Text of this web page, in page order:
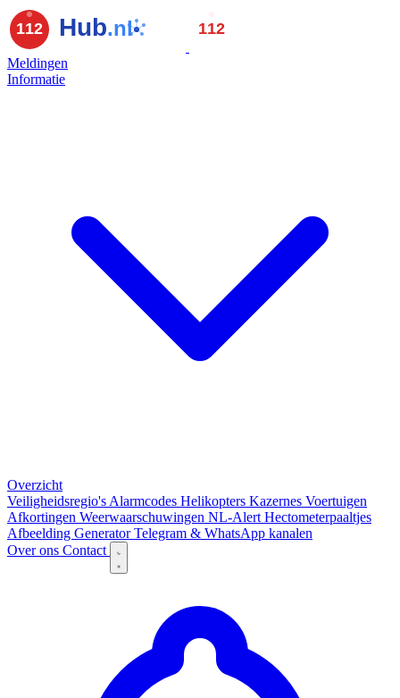
Meldingen
Informatie
Overzicht
Veiligheidsregio's Alarmcodes Helikopters Kazernes Voertuigen
Afkortingen Weerwaarschuwingen NL-Alert Hectometerpaaltjes
Afbeelding GeneratorTelegram & WhatsApp kanalen
Over ons Contact